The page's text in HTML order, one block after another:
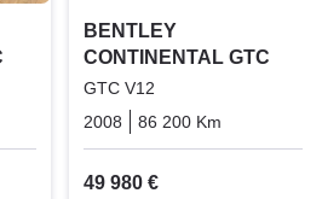
Essence
BENTLEY
CONTINENTAL GTC
GTC V12
2008
86 200 Km
49 980 €